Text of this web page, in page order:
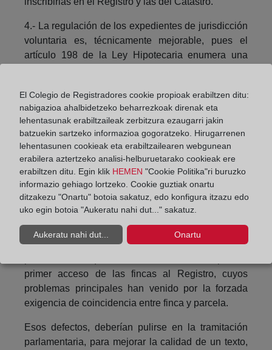
4.- La regulación de los expedientes de jurisdicción
voluntaria es, técnicamente mejorable, pues el
artículo 198 de la Ley Hipotecaria enumera una
confundiendo los términos a concordar, que son la
realidad jurídica registral con la extrarregistral,
respecto al objeto del derecho, la finca. En segundo
lugar, porque confunde la identificación de la finca,
para lo que no es necesaria la intervención de los
colindantes, con su deslinde, donde sí lo es. Al
exigir su intervención en todo caso, se dificulta el
acceso de la representación georreferenciada al
Registro y la inmatriculación de nuevas fincas,
posibilitando una nueva profesión, la del
colindante; se suprime la inmatriculación por título
primer acceso de las fincas al Registro, cuyos
problemas principales han venido por la forzada
exigencia de coincidencia entre finca y parcela.
Esos defectos, deberían pulirse en la tramitación
parlamentaria, para mejorar la calidad de un texto,
El Colegio de Registradores cookie propioak erabiltzen ditu:
nabigazioa ahalbidetzeko beharrezkoak direnak eta
lehentasunak erabiltzaileak zerbitzura ezaugarri jakin
batzuekin sartzeko informazioa gogoratzeko. Hirugarrenen
lehentasunen cookieak eta erabiltzailearen webgunean
erabilera aztertzeko analisi-helburuetarako cookieak ere
erabiltzen ditu. Egin klik HEMEN "Cookie Politika"ri buruzko
informazio gehiago lortzeko. Cookie guztiak onartu
ditzakezu "Onartu" botoia sakatuz, edo konfigura itzazu edo
uko egin botoia "Aukeratu nahi dut..." sakatuz.
Aukeratu nahi dut... Onartu